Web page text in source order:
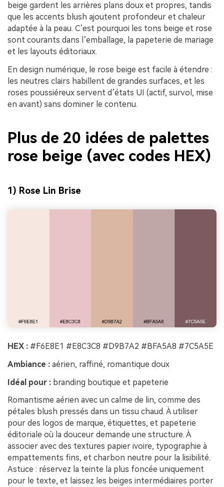
beige gardent les arrières plans doux et propres, tandis
que les accents blush ajoutent profondeur et chaleur
adaptée à la peau. C’est pourquoi les tons beige et rose
sont courants dans l’emballage, la papeterie de mariage
et les layouts éditoriaux.
En design numérique, le rose beige est facile à étendre :
les neutres clairs habillent de grandes surfaces, et les
roses poussiéreux servent d’états UI (actif, survol, mise
en avant) sans dominer le contenu.
Plus de 20 idées de palettes
rose beige (avec codes HEX)
1) Rose Lin Brise
HEX : #F6E8E1 #E8C3C8 #D9B7A2 #BFA5A8 #7C5A5E
Ambiance : aérien, raffiné, romantique doux
Idéal pour : branding boutique et papeterie
Romantisme aérien avec un calme de lin, comme des
pétales blush pressés dans un tissu chaud. À utiliser
pour des logos de marque, étiquettes, et papeterie
éditoriale où la douceur demande une structure. À
associer avec des textures papier ivoire, typographie à
empattements fins, et charbon neutre pour la lisibilité.
Astuce : réservez la teinte la plus foncée uniquement
pour le texte, et laissez les beiges intermédiaires porter